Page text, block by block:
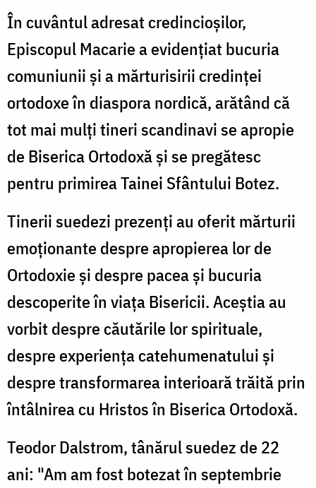
În cuvântul adresat credincioșilor,
Episcopul Macarie a evidențiat bucuria
comuniunii și a mărturisirii credinței
ortodoxe în diaspora nordică, arătând că
tot mai mulți tineri scandinavi se apropie
de Biserica Ortodoxă și se pregătesc
pentru primirea Tainei Sfântului Botez.
Tinerii suedezi prezenți au oferit mărturii
emoționante despre apropierea lor de
Ortodoxie și despre pacea și bucuria
descoperite în viața Bisericii. Aceștia au
vorbit despre căutările lor spirituale,
despre experiența catehumenatului și
despre transformarea interioară trăită prin
întâlnirea cu Hristos în Biserica Ortodoxă.
Teodor Dalstrom, tânărul suedez de 22
ani: "Am am fost botezat în septembrie